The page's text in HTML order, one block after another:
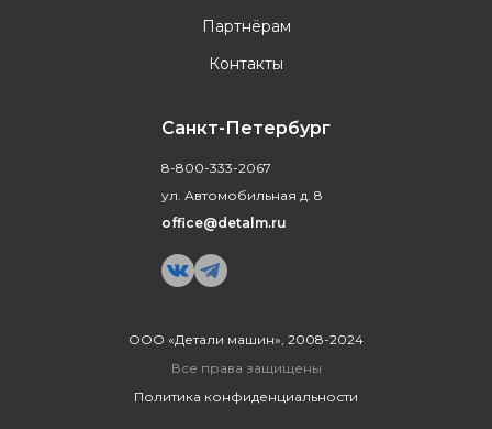
ООО «Детали машин», 2008-2024
Все права защищены
Политика конфиденциальности
Партнёрам
Контакты
Санкт-Петербург
8-800-333-2067
ул. Автомобильная д. 8
office@detalm.ru